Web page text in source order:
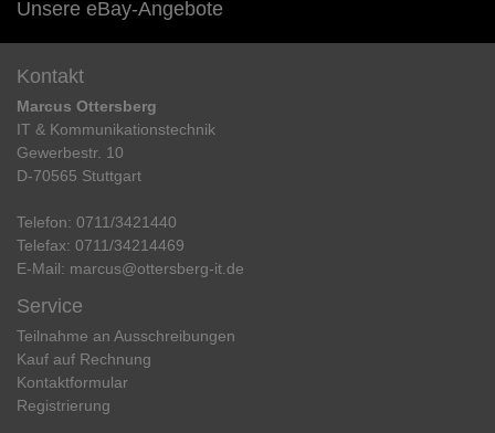
Unsere eBay-Angebote
Kontakt
Marcus Ottersberg
IT & Kommunikationstechnik
Gewerbestr. 10
D-70565 Stuttgart
Telefon: 0711/3421440
Telefax: 0711/34214469
E-Mail: marcus@ottersberg-it.de
Service
Teilnahme an Ausschreibungen
Kauf auf Rechnung
Kontaktformular
Registrierung